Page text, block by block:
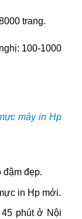
trang.
100-1000
máy in Hp
đẹp.
in Hp mới.
phút ở Nội